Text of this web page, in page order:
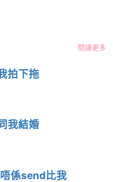
閱讀更多
拍下拖
我結婚
係send比我